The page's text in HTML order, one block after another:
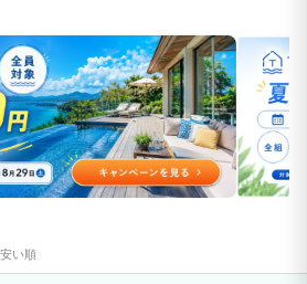
い順